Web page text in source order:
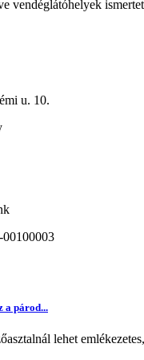
vendéglátóhelyek
u. 10.
00100003
a párod...
lehet